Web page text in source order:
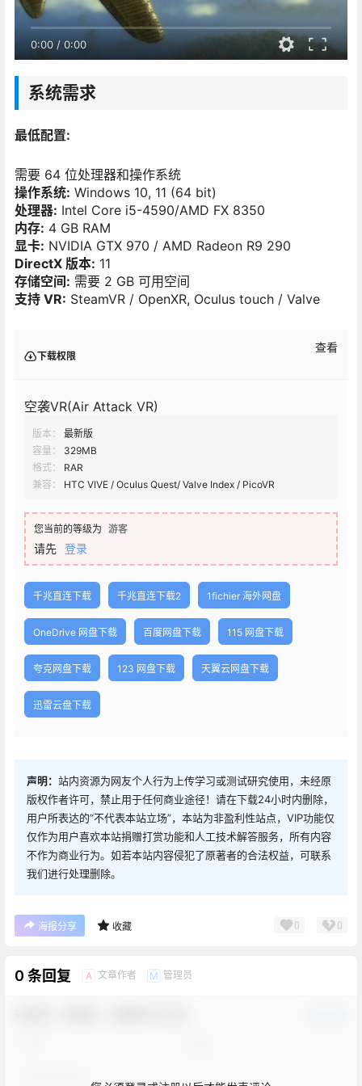
0:00 / 0:00
系统需求
最低配置:
需要 64 位处理器和操作系统
操作系统: Windows 10, 11 (64 bit)
处理器: Intel Core i5-4590/AMD FX 8350
内存: 4 GB RAM
显卡: NVIDIA GTX 970 / AMD Radeon R9 290
DirectX 版本: 11
存储空间: 需要 2 GB 可用空间
支持 VR: SteamVR / OpenXR, Oculus touch / Valve
下载权限
查看
空袭VR(Air Attack VR)
版本：
最新版
容量：
329MB
格式：
RAR
兼容：
HTC VIVE / Oculus Quest/ Valve Index / PicoVR
您当前的等级为 游客
请先 登录
千兆直连下载 千兆直连下载2 1fichier 海外网盘
OneDrive 网盘下载 百度网盘下载 115 网盘下载
夸克网盘下载 123 网盘下载 天翼云网盘下载
迅雷云盘下载
声明： 站内资源为网友个人行为上传学习或测试研究使用，未经原
版权作者许可，禁止用于任何商业途径！请在下载24小时内删除，
用户所表达的“不代表本站立场”，本站为非盈利性站点，VIP功能仅
仅作为用户喜欢本站捐赠打赏功能和人工技术解答服务，所有内容
不作为商业行为。如若本站内容侵犯了原著者的合法权益，可联系
我们进行处理删除。
海报分享 收藏 0 0
0 条回复 A 文章作者 M 管理员